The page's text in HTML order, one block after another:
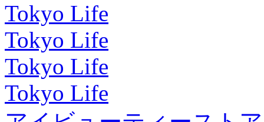
Tokyo Life
Tokyo Life
Tokyo Life
Tokyo Life